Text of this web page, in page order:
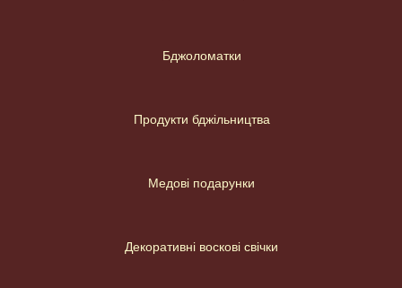
Бджоломатки
Продукти бджільництва
Медові подарунки
Декоративні воскові свічки